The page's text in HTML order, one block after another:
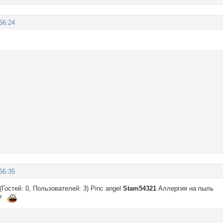
0, Пользователей: 3) Pinc angelStam54321 Аллергия на пыль